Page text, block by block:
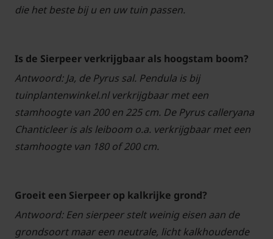
die het beste bij u en uw tuin passen.
Is de Sierpeer verkrijgbaar als hoogstam boom?
Antwoord: Ja, de Pyrus sal. Pendula is bij
tuinplantenwinkel.nl verkrijgbaar met een
stamhoogte van 200 en 225 cm. De Pyrus calleryana
Chanticleer is als leiboom o.a. verkrijgbaar met een
stamhoogte van 180 of 200 cm.
Groeit een Sierpeer op kalkrijke grond?
Antwoord: Een sierpeer stelt weinig eisen aan de
grondsoort maar een neutrale, licht kalkhoudende